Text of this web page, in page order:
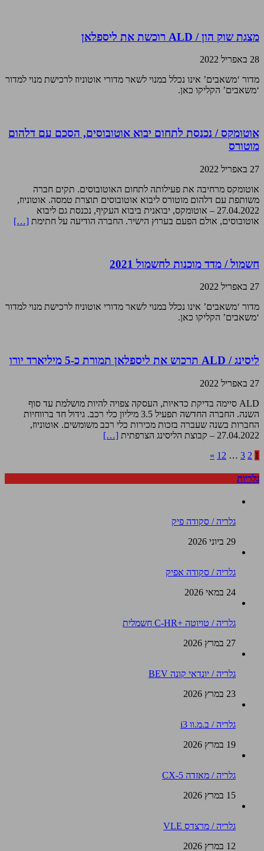
מצגת שוק הון / ALD רוכשת את ליספלאן
28 באפריל 2022
מדור ‘משאבים’ אינו נכלל במנוי לשאר מדורי אוטוניוז לרכישת מנוי למדור
‘משאבים’ הקליקו כאן.
אוטומקס / נכנסת לתחום יבוא אוטובוסים, הסכם עם דלהום
מוטורס
27 באפריל 2022
אוטומקס מרחיבה את פעילותה לתחום האוטובוסים. תקים חברה
משותפת עם דלהום מוטורס ליבוא אוטובוסים תוצרת טמסה. אוטוניוז,
27.04.2022 – אוטומקס, יבואנית ביבוא העקיף, נכנסת גם ליבוא
אוטובוסים, אולם הפעם בערוץ הישיר. החברה הודיעה על חתימת […]
חשמול / מדד מוכנות לחשמול 2021
27 באפריל 2022
מדור ‘משאבים’ אינו נכלל במנוי לשאר מדורי אוטוניוז לרכישת מנוי למדור
‘משאבים’ הקליקו כאן.
ליסינג / ALD תרכוש את ליספלאן תמורת כ-5 מיליארד יורו
27 באפריל 2022
ALD סיימה בדיקת כדאיות, העסקה צפויה להיות מושלמת עד סוף
השנה. החברה החדשה תפעיל 3.5 מיליון כלי רכב. גידול חד ברווחיות
החברות בשנה שעברה בזכות מכירות כלי רכב משומשים. אוטוניוז,
27.04.2022 – קבוצת הליסינג הצרפתית
[…]
1
2
3
…
12
»
גלריות
גלריה / סקודה פיק
29 ביוני 2026
גלריה / סקודה אפיק
24 במאי 2026
גלריה / טויוטה +C-HR חשמלית
27 במרץ 2026
גלריה / יונדאי קונה BEV
23 במרץ 2026
גלריה / ב.מ.וו i3
19 במרץ 2026
גלריה / מאזדה CX-5
15 במרץ 2026
גלריה / מרצדס VLE
12 במרץ 2026